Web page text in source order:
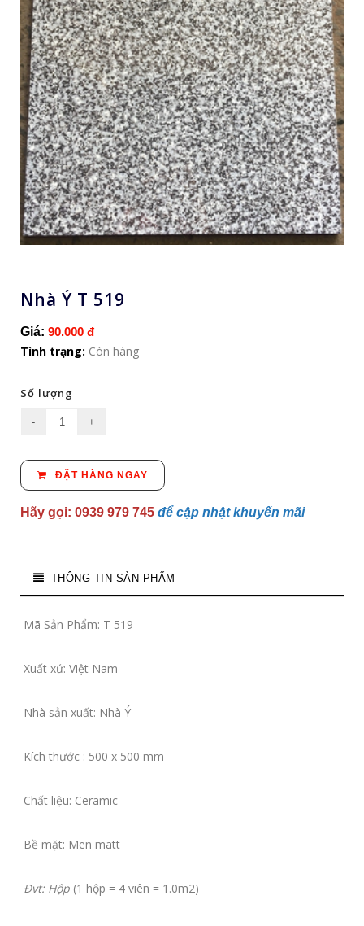
Nhà Ý T 519
Giá: 90.000 đ
Tình trạng: Còn hàng
Số lượng
ĐẶT HÀNG NGAY
Hãy gọi: 0939 979 745 để cập nhật khuyến mãi
THÔNG TIN SẢN PHẨM
Mã Sản Phẩm: T 519
Xuất xứ: Việt Nam
Nhà sản xuất: Nhà Ý
Kích thước : 500 x 500 mm
Chất liệu: Ceramic
Bề mặt: Men matt
Đvt: Hộp (1 hộp = 4 viên = 1.0m2)